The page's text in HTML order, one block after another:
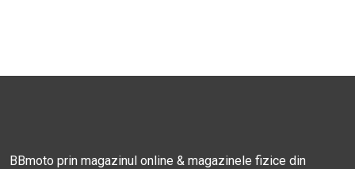
BBmoto prin magazinul online & magazinele fizice din